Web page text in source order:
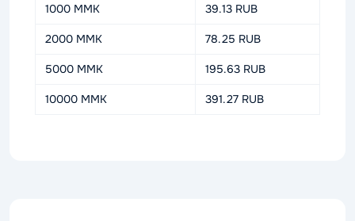
1000 MMK 39.13 RUB
2000 MMK 78.25 RUB
5000 MMK 195.63 RUB
10000 MMK 391.27 RUB